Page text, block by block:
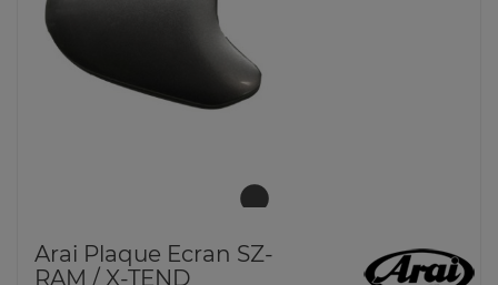
Arai Plaque Ecran SZ-
RAM / X-TEND